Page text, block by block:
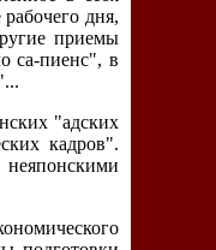
дня,
приемы
са-пиенс", в
"адских
кадров".